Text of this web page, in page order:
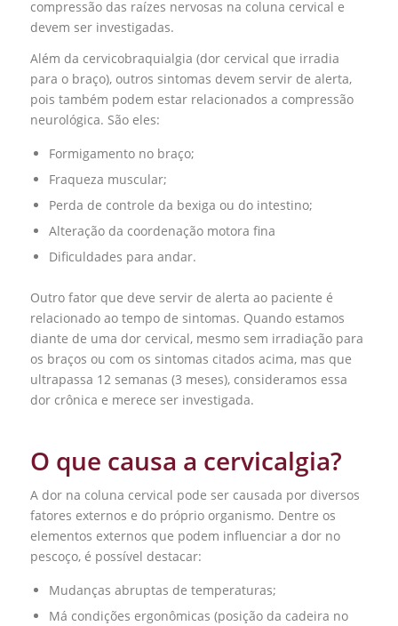
compressão das raízes nervosas na coluna cervical e
devem ser investigadas.
Além da cervicobraquialgia (dor cervical que irradia
para o braço), outros sintomas devem servir de alerta,
pois também podem estar relacionados a compressão
neurológica. São eles:
Formigamento no braço;
Fraqueza muscular;
Perda de controle da bexiga ou do intestino;
Alteração da coordenação motora fina
Dificuldades para andar.
Outro fator que deve servir de alerta ao paciente é
relacionado ao tempo de sintomas. Quando estamos
diante de uma dor cervical, mesmo sem irradiação para
os braços ou com os sintomas citados acima, mas que
ultrapassa 12 semanas (3 meses), consideramos essa
dor crônica e merece ser investigada.
O que causa a cervicalgia?
A dor na coluna cervical pode ser causada por diversos
fatores externos e do próprio organismo. Dentre os
elementos externos que podem influenciar a dor no
pescoço, é possível destacar:
Mudanças abruptas de temperaturas;
Má condições ergonômicas (posição da cadeira no